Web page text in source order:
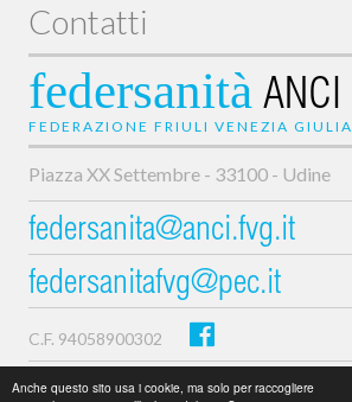
Anche questo sito usa i cookie, ma solo per raccogliere
Contatti
federsanità ANCI
FEDERAZIONE FRIULI VENEZIA GIULIA
Piazza XX Settembre - 33100 - Udine
federsanita@anci.fvg.it
federsanitafvg@pec.it
C.F. 94058900302
Privacy e cookie policy